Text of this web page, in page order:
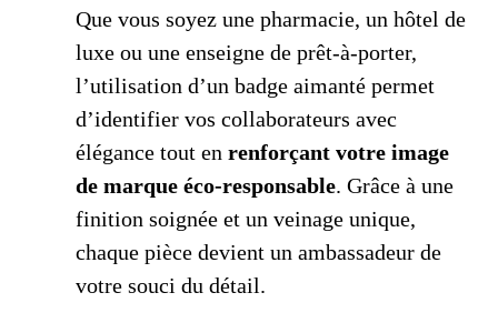
Que vous soyez une pharmacie, un hôtel de
luxe ou une enseigne de prêt-à-porter,
l’utilisation d’un badge aimanté permet
d’identifier vos collaborateurs avec
élégance tout en renforçant votre image
de marque éco-responsable. Grâce à une
finition soignée et un veinage unique,
chaque pièce devient un ambassadeur de
votre souci du détail.